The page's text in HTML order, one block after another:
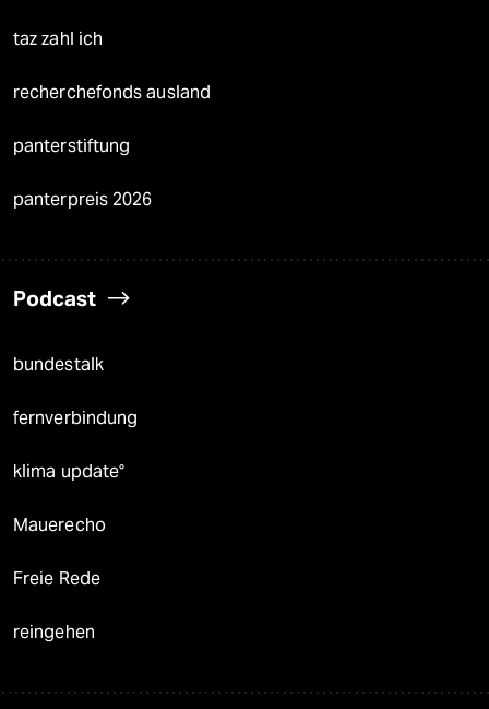
taz zahl ich
recherchefonds ausland
panterstiftung
panterpreis 2026
Podcast
bundestalk
fernverbindung
klima update°
Mauerecho
Freie Rede
reingehen